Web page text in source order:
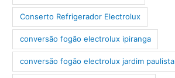
Conserto Refrigerador Electrolux
conversão fogão electrolux ipiranga
conversão fogão electrolux jardim paulista